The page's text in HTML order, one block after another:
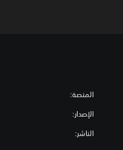
المنصة:
الإصدار:
الناشر: